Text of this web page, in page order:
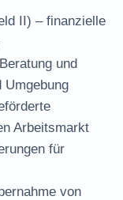
II) – finanzielle
und
Umgebung
Arbeitsmarkt
für
von